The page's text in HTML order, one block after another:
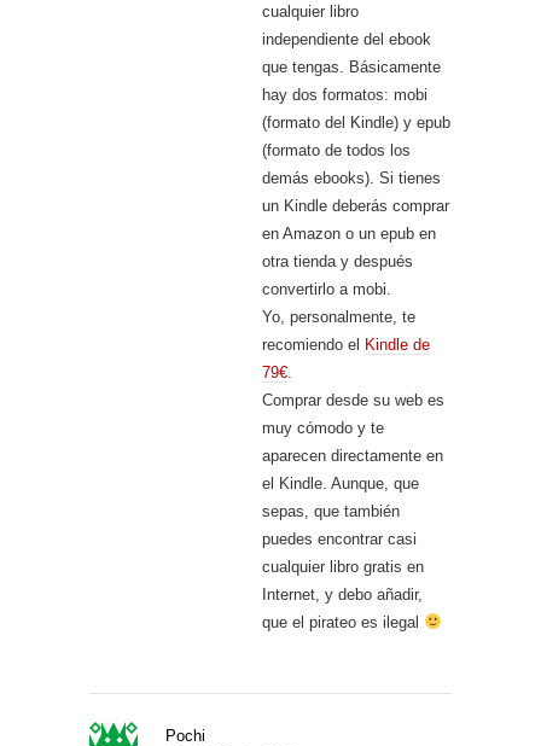
cualquier libro
independiente del ebook
que tengas. Básicamente
hay dos formatos: mobi
(formato del Kindle) y epub
(formato de todos los
demás ebooks). Si tienes
un Kindle deberás comprar
en Amazon o un epub en
otra tienda y después
convertirlo a mobi.
Yo, personalmente, te
recomiendo el Kindle de
79€
Comprar desde su web es
muy cómodo y te
aparecen directamente en
el Kindle. Aunque, que
sepas, que también
puedes encontrar casi
cualquier libro gratis en
Internet, y debo añadir,
que el pirateo es ilegal
Pochi